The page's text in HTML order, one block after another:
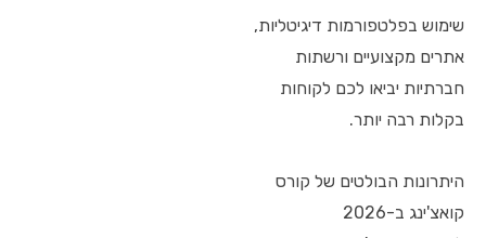
שימוש בפלטפורמות דיגיטליות,
אתרים מקצועיים ורשתות
חברתיות יביאו לכם לקוחות
בקלות רבה יותר.
היתרונות הבולטים של קורס
קואצ'ינג ב-2026